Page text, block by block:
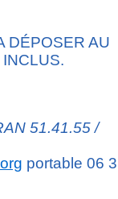
DÉPOSER AU
51.41.55 /
portable 06